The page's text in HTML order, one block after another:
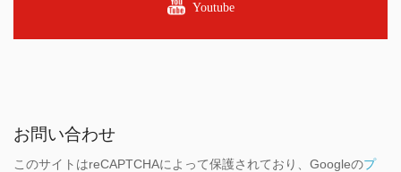
Youtube
お問い合わせ
このサイトはreCAPTCHAによって保護されており、Googleのプ